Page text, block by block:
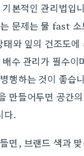
본적인 관리법입
문제는 물 fast 소
와 잎의 건조도
수 관리가 필수이
행하는 것이 좋습
만들어두면 공간
다.
면, 브랜드 색과